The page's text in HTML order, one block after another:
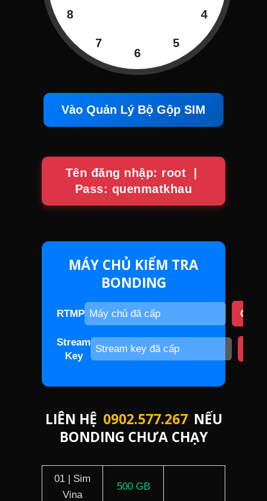
4
5
6
7
8
Vào Quản Lý Bộ Gộp SIM
Tên đăng nhập: root |
Pass: quenmatkhau
MÁY CHỦ KIỂM TRA
BONDING
RTMP
Stream
Key
LIÊN HỆ 0902.577.267 NẾU
BONDING CHƯA CHẠY
01 | Sim
Vina
500 GB